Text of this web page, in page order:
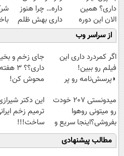
داری؟ همین
الان این دوره
رایگان رو شرکت
کن تا دیر نشده!
داره… چرا هنوز
داری بهش ظلم
می‌کنی؟
از سراسر وب
اگر کمردرد داری این
فیلم رو ببین!
◗پرسش‌نامه رو پر
جای زخم و
داری؟؟ 3
محوش کن!
میدونستی 207 خودت
رو میتونی روهوا
بفروشی؟اینجا سریع و
راحت بفروش
این دکتر
ترمیم زخم
ساخت!!!
مطالب پیشنهادی